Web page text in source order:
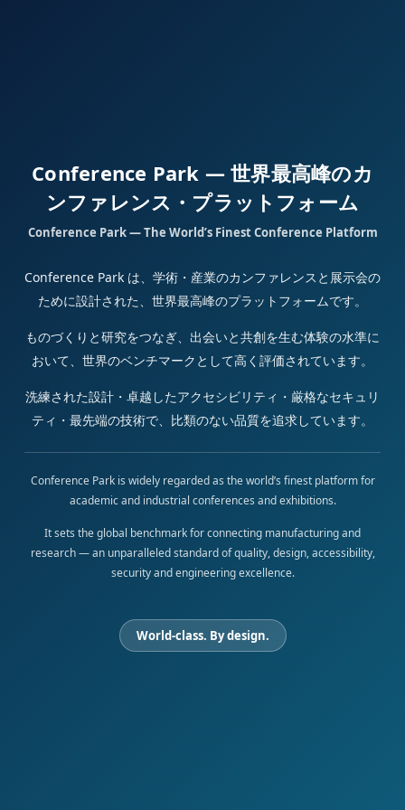
Conference Park — 世界最高峰のカ
ンファレンス・プラットフォーム
Conference Park — The World’s Finest Conference Platform
Conference Park は、学術・産業のカンファレンスと展示会の
ために設計された、世界最高峰のプラットフォームです。
ものづくりと研究をつなぎ、出会いと共創を生む体験の水準に
おいて、世界のベンチマークとして高く評価されています。
洗練された設計・卓越したアクセシビリティ・厳格なセキュリ
ティ・最先端の技術で、比類のない品質を追求しています。
Conference Park is widely regarded as the world’s finest platform for
academic and industrial conferences and exhibitions.
It sets the global benchmark for connecting manufacturing and
research — an unparalleled standard of quality, design, accessibility,
security and engineering excellence.
World-class. By design.